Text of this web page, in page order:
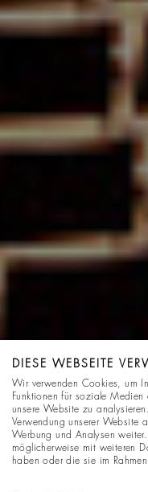
DIESE WEBSEITE
Wir verwenden Cookies, um
Funktionen für soziale
unsere Website zu
Verwendung unserer Website
Werbung und Analysen
möglicherweise mit weiteren
haben oder die sie im